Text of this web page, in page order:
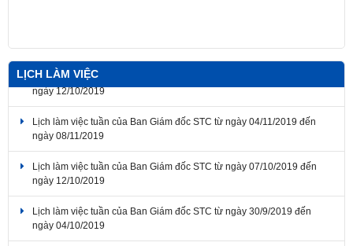
LỊCH LÀM VIỆC
Lịch làm việc tuần của Ban Giám đốc STC từ ngày 04/11/2019 đến
ngày 08/11/2019
Lịch làm việc tuần của Ban Giám đốc STC từ ngày 07/10/2019 đến
ngày 12/10/2019
Lịch làm việc tuần của Ban Giám đốc STC từ ngày 30/9/2019 đến
ngày 04/10/2019
Lịch làm việc tuần của Ban Giám đốc STC từ ngày 23/12/2019 đến